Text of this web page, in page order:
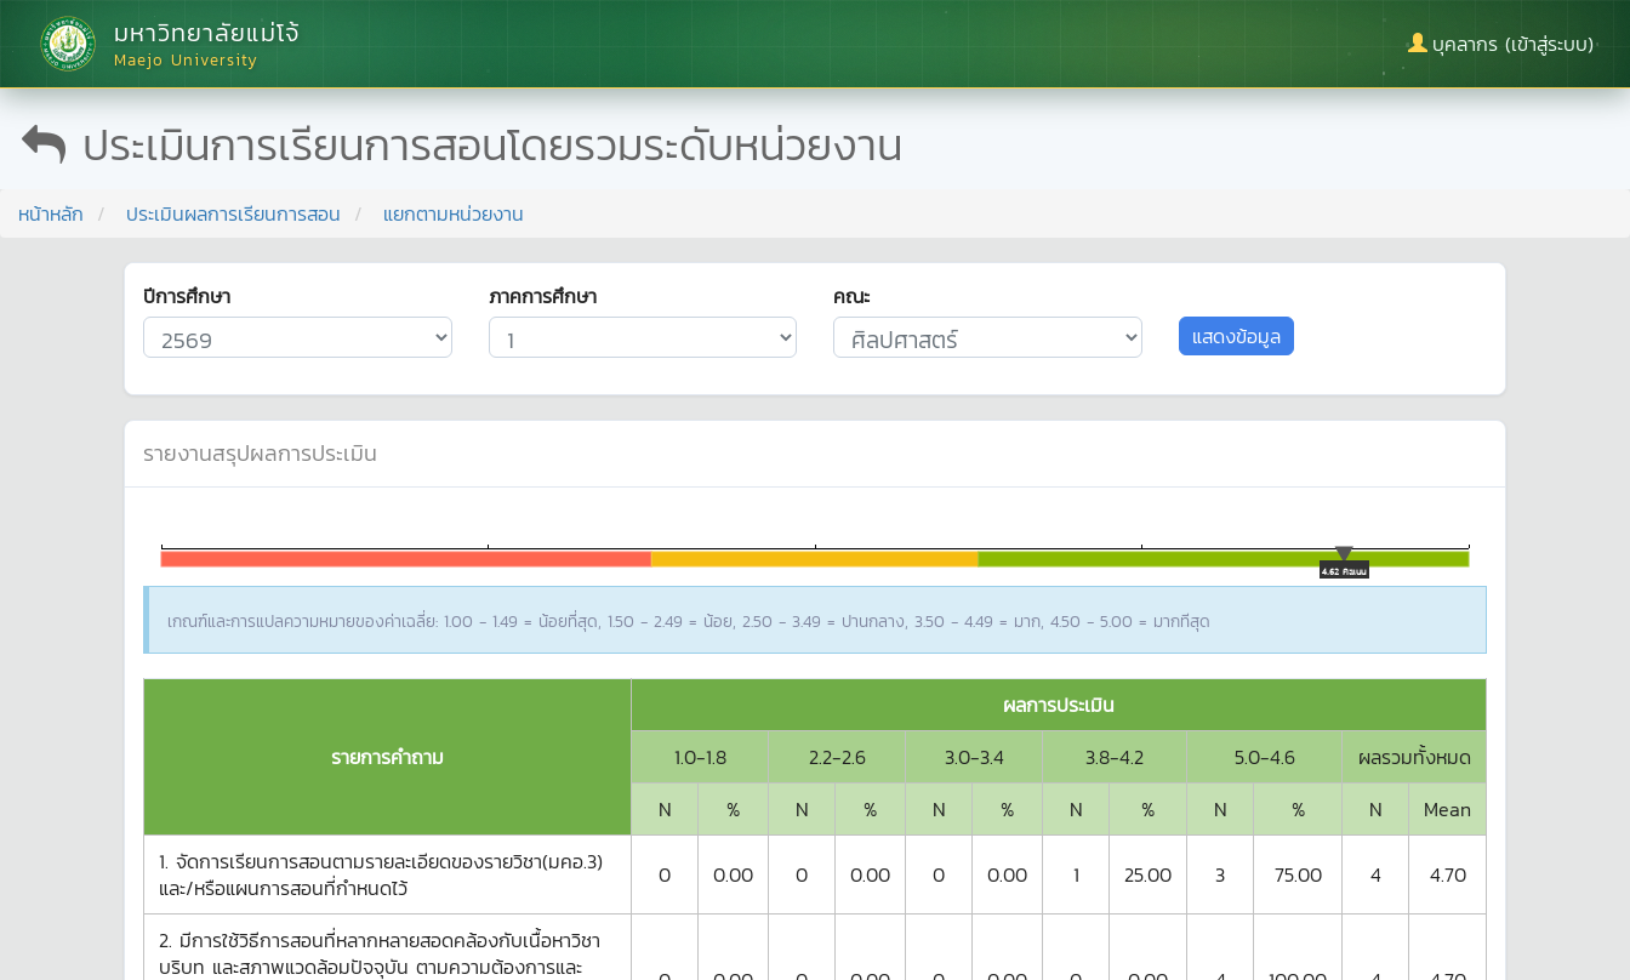
มหาวิทยาลัยแม่โจ้
Maejo University
บุคลากร (เข้าสู่ระบบ)
ประเมินการเรียนการสอนโดยรวมระดับหน่วยงาน
หน้าหลัก ประเมินผลการเรียนการสอน แยกตามหน่วยงาน
ปีการศึกษา ภาคการศึกษา
คณะ
แสดงข้อมูล
รายงานสรุปผลการประเมิน
4.62 คะแนน
เกณฑ์และการแปลความหมายของค่าเฉลี่ย: 1.00 - 1.49 = น้อยที่สุด, 1.50 - 2.49 = น้อย, 2.50 - 3.49 = ปานกลาง, 3.50 - 4.49 = มาก, 4.50 - 5.00 = มากทีสุด
รายการคำถาม
ผลการประเมิน
1.0-1.8
2.2-2.6 3.0-3.4 3.8-4.2 5.0-4.6
ผลรวมทั้งหมด
N
% N % N % N % N % N
Mean
1. จัดการเรียนการสอนตามรายละเอียดของรายวิชา(มคอ.3)
และ/หรือแผนการสอนที่กำหนดไว้
0 0.00 0 0.00 0 0.00 1 25.00 3 75.00 4 4.70
2. มีการใช้วิธีการสอนที่หลากหลายสอดคล้องกับเนื้อหาวิชา
บริบท และสภาพแวดล้อมปัจจุบัน ตามความต้องการและ